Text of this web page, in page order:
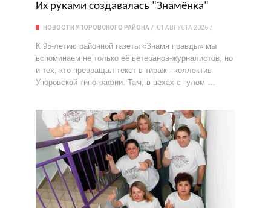
Их руками создавалась "Знамёнка"
НОВОСТИ УПОРОВСКОГО РАЙОНА 01 АВГУСТА 2026
К 95-летию районной газеты «Знамя правды» мы
вспоминаем не только её ветеранов-журналистов, но
и тех, кто превращал текст в тираж - коллектив
Упоровской типографии. Там, в цехах с гулом …